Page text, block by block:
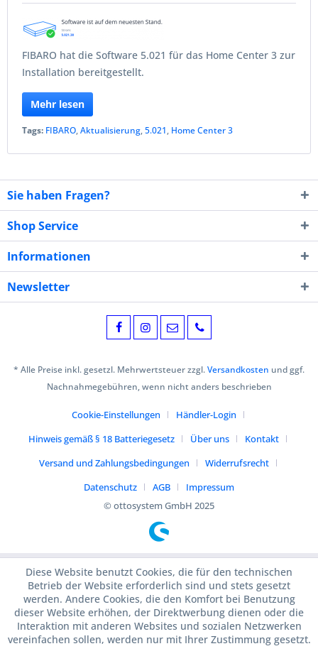
FIBARO hat die Software 5.021 für das Home Center 3 zur
Installation bereitgestellt.
Mehr lesen
Tags: FIBARO,Aktualisierung,5.021, Home Center 3
Sie haben Fragen?
Shop Service
Informationen
Newsletter
* Alle Preise inkl. gesetzl. Mehrwertsteuer zzgl.Versandkosten und ggf.
Nachnahmegebühren, wenn nicht anders beschrieben
Cookie-Einstellungen
Händler-Login
Hinweis gemäß § 18 Batteriegesetz
Über uns
Kontakt
Versand und Zahlungsbedingungen
Widerrufsrecht
Datenschutz
AGB
Impressum
© ottosystem GmbH 2025
Diese Website benutzt Cookies, die für den technischen
Betrieb der Website erforderlich sind und stets gesetzt
werden. Andere Cookies, die den Komfort bei Benutzung
dieser Website erhöhen, der Direktwerbung dienen oder die
Interaktion mit anderen Websites und sozialen Netzwerken
vereinfachen sollen, werden nur mit Ihrer Zustimmung gesetzt.